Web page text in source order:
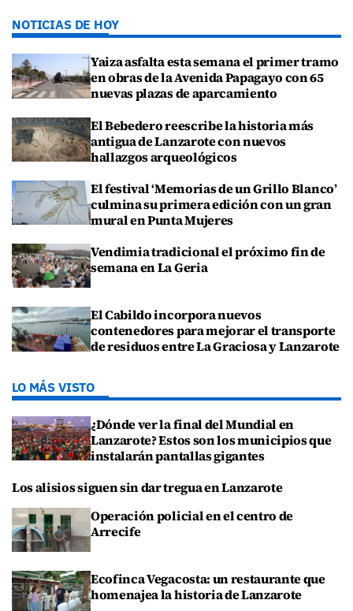
NOTICIAS DE HOY
Yaiza asfalta esta semana el primer tramo
en obras de la Avenida Papagayo con 65
nuevas plazas de aparcamiento
El Bebedero reescribe la historia más
antigua de Lanzarote con nuevos
hallazgos arqueológicos
El festival ‘Memorias de un Grillo Blanco’
culmina su primera edición con un gran
mural en Punta Mujeres
Vendimia tradicional el próximo fin de
semana en La Geria
El Cabildo incorpora nuevos
contenedores para mejorar el transporte
de residuos entre La Graciosa y Lanzarote
LO MÁS VISTO
¿Dónde ver la final del Mundial en
Lanzarote? Estos son los municipios que
instalarán pantallas gigantes
Los alisios siguen sin dar tregua en Lanzarote
Operación policial en el centro de
Arrecife
Ecofinca Vegacosta: un restaurante que
homenajea la historia de Lanzarote